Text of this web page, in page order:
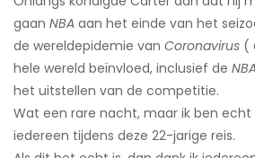
gaan NBA aan het einde van het
de wereldepidemie van Coronavirus (
hele wereld beïnvloed, inclusief de
het uitstellen van de competitie.
Wat een rare nacht, maar ik ben echt
iedereen tijdens deze 22-jarige reis.